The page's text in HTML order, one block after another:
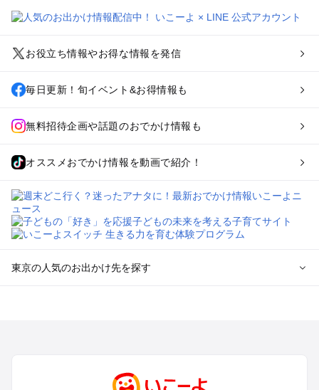
お役立ち情報やお得な情報を発信
毎日更新！旬イベント&お得情報も
無料招待企画や話題のおでかけ情報も
オススメおでかけ情報を動画で紹介！
東京の人気のお出かけ先を探す
町田・相模原・愛川・上野原のプールお出かけ